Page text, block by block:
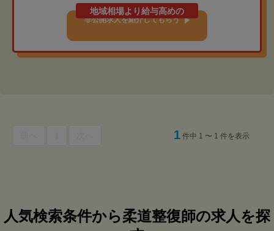
地域相場より給与高めの
非公開求人を紹介してもらう
1 件中 1 〜 1 件を表示
人気検索条件から柔道整復師の求人を探